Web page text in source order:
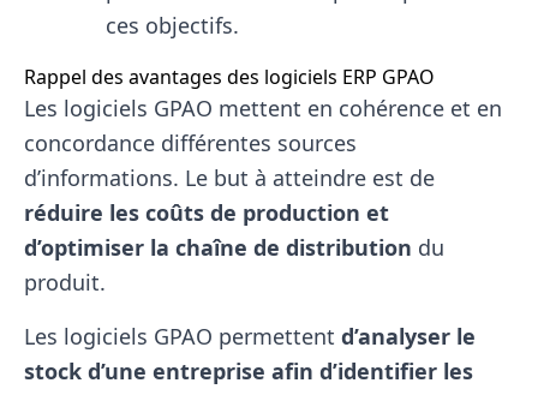
ces objectifs.
Rappel des avantages des logiciels ERP GPAO
Les logiciels GPAO mettent en cohérence et en
concordance différentes sources
d’informations. Le but à atteindre est de
réduire les coûts de production et
d’optimiser la chaîne de distribution du
produit.
Les logiciels GPAO permettent d’analyser le
stock d’une entreprise afin d’identifier les